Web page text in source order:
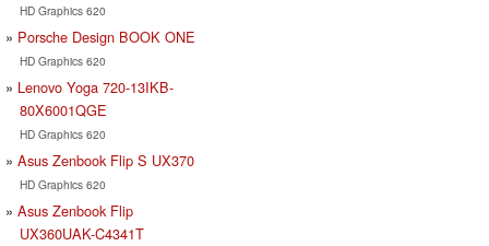
HD Graphics 620
Porsche Design BOOK ONE
HD Graphics 620
Lenovo Yoga 720-13IKB-
80X6001QGE
HD Graphics 620
Asus Zenbook Flip S UX370
HD Graphics 620
Asus Zenbook Flip
UX360UAK-C4341T